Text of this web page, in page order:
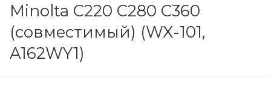
Minolta C220 C280 C360
(совместимый) (WX-101,
A162WY1)